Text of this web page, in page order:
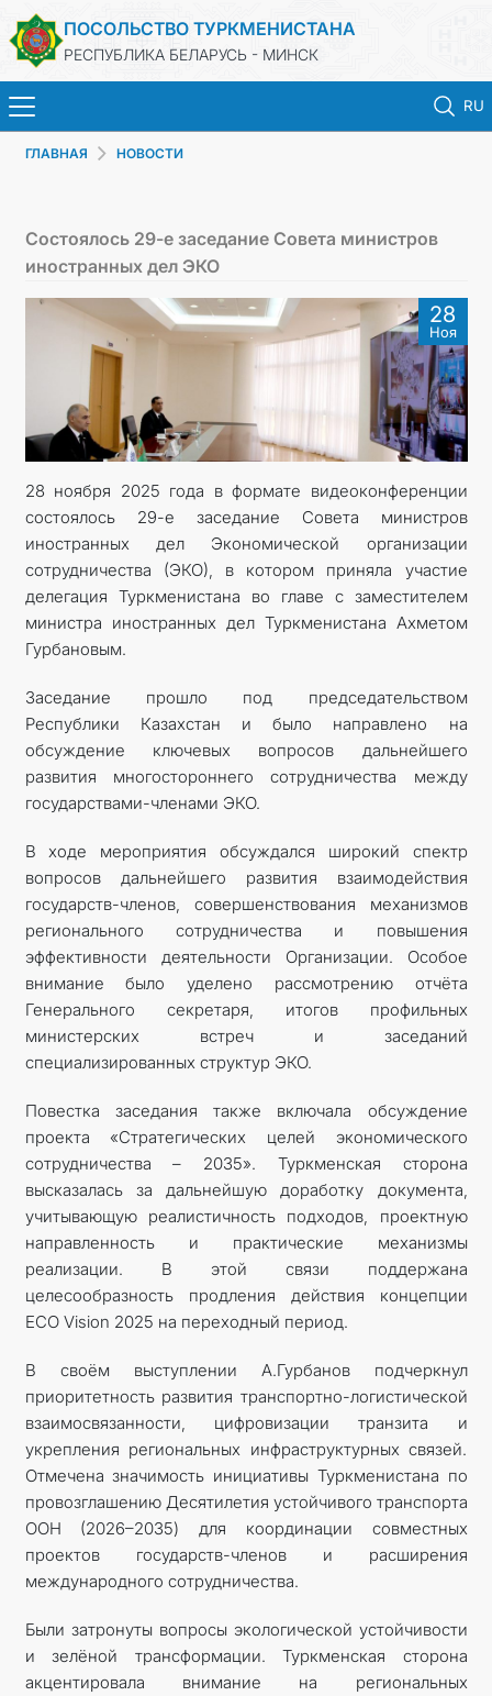
ПОСОЛЬСТВО ТУРКМЕНИСТАНА
РЕСПУБЛИКА БЕЛАРУСЬ - МИНСК
RU
КОНСУЛЬСКИЕ УСЛУГИ
КОНТАКТНЫЕ ДАННЫЕ
ГЛАВНАЯ НОВОСТИ
Состоялось 29-е заседание Совета министров
иностранных дел ЭКО
28
Ноя
28 ноября 2025 года в формате видеоконференции
состоялось 29-е заседание Совета министров
иностранных дел Экономической организации
сотрудничества (ЭКО), в котором приняла участие
делегация Туркменистана во главе с заместителем
министра иностранных дел Туркменистана Ахметом
Гурбановым.
Заседание прошло под председательством
Республики Казахстан и было направлено на
обсуждение ключевых вопросов дальнейшего
развития многостороннего сотрудничества между
государствами-членами ЭКО.
В ходе мероприятия обсуждался широкий спектр
вопросов дальнейшего развития взаимодействия
государств-членов, совершенствования механизмов
регионального сотрудничества и повышения
эффективности деятельности Организации. Особое
внимание было уделено рассмотрению отчёта
Генерального секретаря, итогов профильных
министерских встреч и заседаний
специализированных структур ЭКО.
Повестка заседания также включала обсуждение
проекта «Стратегических целей экономического
сотрудничества – 2035». Туркменская сторона
высказалась за дальнейшую доработку документа,
учитывающую реалистичность подходов, проектную
направленность и практические механизмы
реализации. В этой связи поддержана
целесообразность продления действия концепции
ECO Vision 2025 на переходный период.
В своём выступлении А.Гурбанов подчеркнул
приоритетность развития транспортно-логистической
взаимосвязанности, цифровизации транзита и
укрепления региональных инфраструктурных связей.
Отмечена значимость инициативы Туркменистана по
провозглашению Десятилетия устойчивого транспорта
ООН (2026–2035) для координации совместных
проектов государств-членов и расширения
международного сотрудничества.
Были затронуты вопросы экологической устойчивости
и зелёной трансформации. Туркменская сторона
акцентировала внимание на региональных